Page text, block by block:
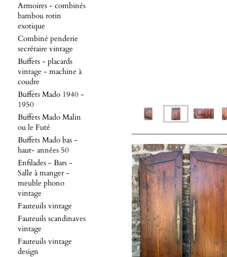
Armoires - combinés
bambou rotin
exotique
Combiné penderie
secrétaire vintage
Buffets - placards
vintage - machine à
coudre
Buffets Mado 1940 -
1950
Buffets Mado Malin
ou le Futé
Buffets Mado bas -
haut- années 50
Enfilades - Bars -
Salle à manger -
meuble phono
vintage
Fauteuils vintage
Fauteuils scandinaves
vintage
Fauteuils vintage
design